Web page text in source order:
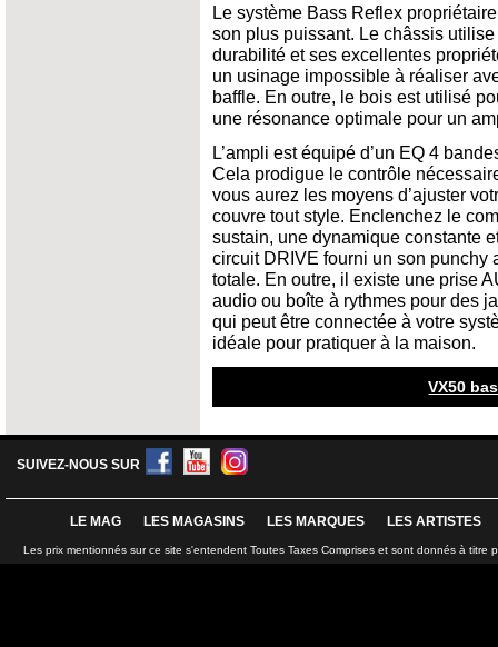
Le système Bass Reflex
son plus puissant. Le châssis
durabilité et ses excellentes
un usinage impossible à réaliser
baffle. En outre, le bois est utilisé
une résonance optimale pour un
L’ampli est équipé d’un EQ 4
Cela prodigue le contrôle
vous aurez les moyens d’ajuster
couvre tout style. Enclenchez le
sustain, une dynamique constante
circuit DRIVE fourni un son punchy
totale. En outre, il existe une prise
audio ou boîte à rythmes pour des
qui peut être connectée à votre
idéale pour pratiquer à la maison.
VX50
SUIVEZ-NOUS SUR
LE MAG LES MAGASINS LES MARQUES LES ARTISTES
Les prix mentionnés sur ce site s'entendent Toutes Taxes Comprises et sont donnés à